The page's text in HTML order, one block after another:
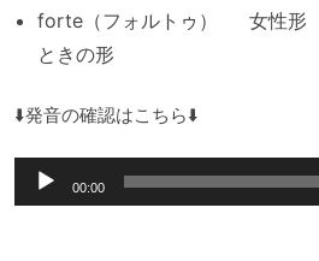
forte（フォルトゥ） 女性
ときの形
⬇️発音の確認はこちら⬇️
声
00:00